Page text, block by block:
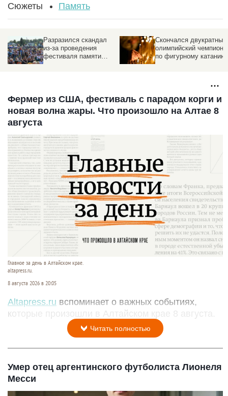
Сюжеты Память
Разразился скандал
из-за проведения
фестиваля памяти
Скончался двукратный
олимпийский чемпион
по фигурному катанию
Фермер из США, фестиваль с парадом корги и
новая волна жары. Что произошло на Алтае 8
августа
Главное за день в Алтайском крае.
altapress.ru.
8 августа 2026 в 20:05
Altapress.ru вспоминает о важных событиях,
которые произошли в Алтайском крае 8 августа.
Читать полностью
Умер отец аргентинского футболиста Лионеля
Месси